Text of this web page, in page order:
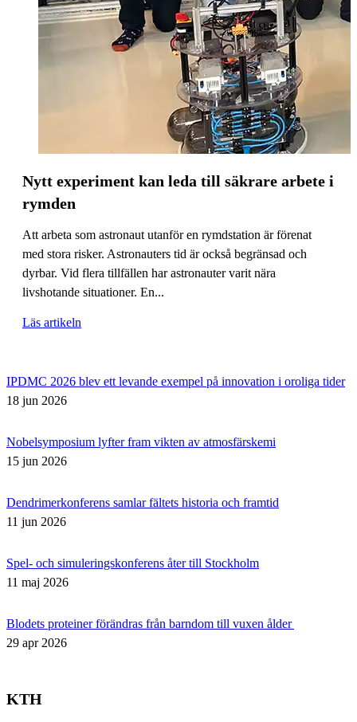
Nytt experiment kan leda till säkrare arbete i
rymden
Att arbeta som astronaut utanför en rymdstation är förenat
med stora risker. Astronauters tid är också begränsad och
dyrbar. Vid flera tillfällen har astronauter varit nära
livshotande situationer. En...
Läs artikeln
IPDMC 2026 blev ett levande exempel på innovation i oroliga tider
18 jun 2026
Nobelsymposium lyfter fram vikten av atmosfärskemi
15 jun 2026
Dendrimerkonferens samlar fältets historia och framtid
11 jun 2026
Spel- och simuleringskonferens åter till Stockholm
11 maj 2026
Blodets proteiner förändras från barndom till vuxen ålder
29 apr 2026
KTH